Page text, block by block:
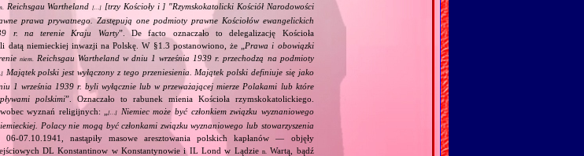
Reichsgau Wartheland[…]
[trzy Kościoły i ] "Rzymskokatolicki Kościół Narodowości
prawa prywatnego. Zastępują one podmioty prawne Kościołów ewangelickich
r. na terenie Kraju Warty”. De facto oznaczało to delegalizację Kościoła
niemieckiej inwazji na Polskę. W §1.3 postanowiono, że „ Prawa i obowiązki
niem.
Reichsgau Wartheland w dniu 1 września 1939 r. przechodzą na podmioty
Majątek polski jest wyłączony z tego przeniesienia. Majątek polski definiuje się jako
1 września 1939 r. byli wyłącznie lub w przeważającej mierze Polakami lub które
polskimi”. Oznaczało to rabunek mienia Kościoła rzymskokatolickiego.
wyznań religijnych: „[…]
Niemiec może być członkiem związku wyznaniowego
Polacy nie mogą być członkami związku wyznaniowego lub stowarzyszenia
nastąpiły masowe aresztowania polskich kapłanów — objęły
DL Konstantinow w Konstantynowie i IL Lond w Lądzie n.
Wartą, bądź